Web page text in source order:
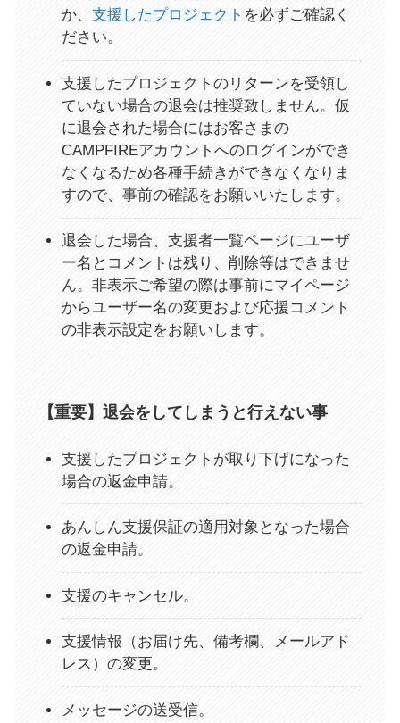
か、 支援したプロジェクト を必ずご確認く
ださい。
支援したプロジェクトのリターンを受領し
ていない場合の退会は推奨致しません。仮
に退会された場合にはお客さまの
CAMPFIREアカウントへのログインができ
なくなるため各種手続きができなくなりま
すので、事前の確認をお願いいたします。
退会した場合、支援者一覧ページにユーザ
ー名とコメントは残り、削除等はできませ
ん。非表示ご希望の際は事前にマイページ
からユーザー名の変更および応援コメント
の非表示設定をお願いします。
【重要】退会をしてしまうと行えない事
支援したプロジェクトが取り下げになった
場合の返金申請。
あんしん支援保証の適用対象となった場合
の返金申請。
支援のキャンセル。
支援情報（お届け先、備考欄、メールアド
レス）の変更。
メッセージの送受信。